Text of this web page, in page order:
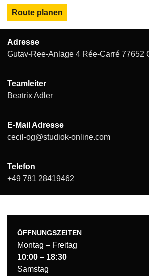
Route planen
Adresse
Gutav-Ree-Anlage 4 Rée-Carré 77652
Teamleiter
Beatrix Adler
E-Mail Adresse
cecil-og@studiok-online.com
Telefon
+49 781 28419462
ÖFFNUNGSZEITEN
Montag – Freitag
10:00 – 18:30
Samstag